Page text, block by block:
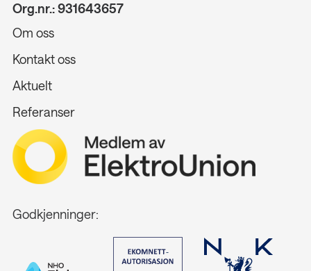
Org.nr.: 931643657
Om oss
Kontakt oss
Aktuelt
Referanser
Godkjenninger: